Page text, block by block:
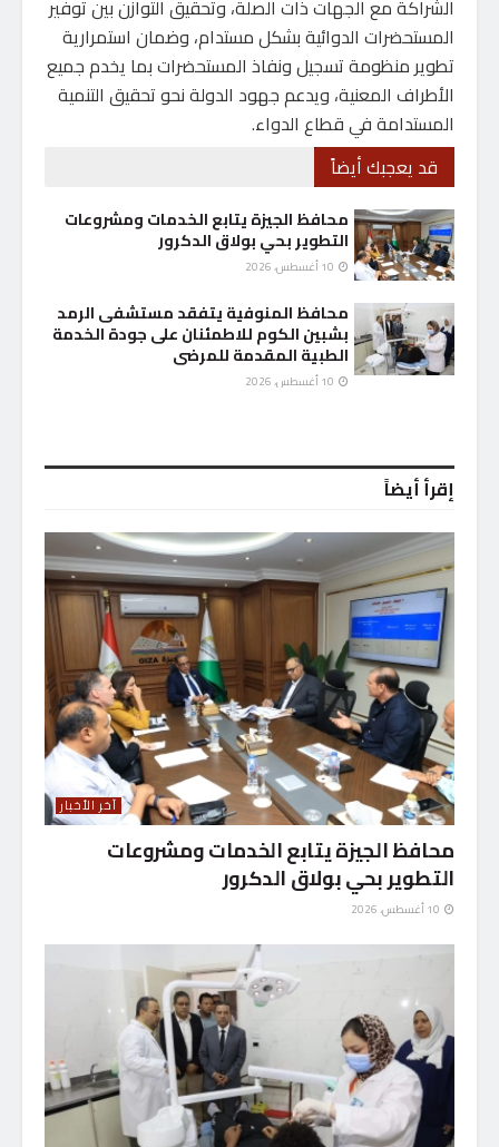
الشراكة مع الجهات ذات الصلة، وتحقيق التوازن بين توفير
المستحضرات الدوائية بشكل مستدام، وضمان استمرارية
تطوير منظومة تسجيل ونفاذ المستحضرات بما يخدم جميع
الأطراف المعنية، ويدعم جهود الدولة نحو تحقيق التنمية
المستدامة في قطاع الدواء.
قد يعجبك أيضاً
محافظ الجيزة يتابع الخدمات ومشروعات
التطوير بحي بولاق الدكرور
محافظ المنوفية يتفقد مستشفى الرمد
بشبين الكوم للاطمئنان على جودة الخدمة
الطبية المقدمة للمرضى
إقرأ أيضاً
آخر الأخبار
محافظ الجيزة يتابع الخدمات ومشروعات
التطوير بحي بولاق الدكرور